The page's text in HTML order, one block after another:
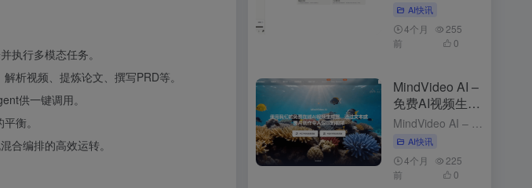
执行多模态任务。
析视频、提炼论文、撰写PRD等。
供一键调用。
衡。
合编排的高效运转。
AI快讯
4个月
前
255
0
MindVideo AI –
免费AI视频生成
工具，支持图、
文生视频
MindVideo AI – 免费AI视频生成工具，支持图、文生视频 4个月前发布 MindVideo AI是什么 MindVideo AI 是先进的免费在线 ，支持和功能。用户只需输入文字描述或上传...
AI快讯
4个月
前
225
0